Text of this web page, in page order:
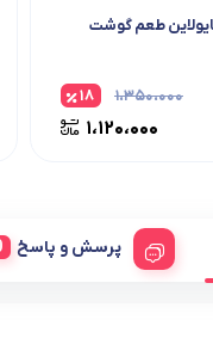
طعم گوشت
۱،۳۵۰،۰۰۰
۱،۱۲۰،۰۰۰
۱۸
پرسش و پاسخ